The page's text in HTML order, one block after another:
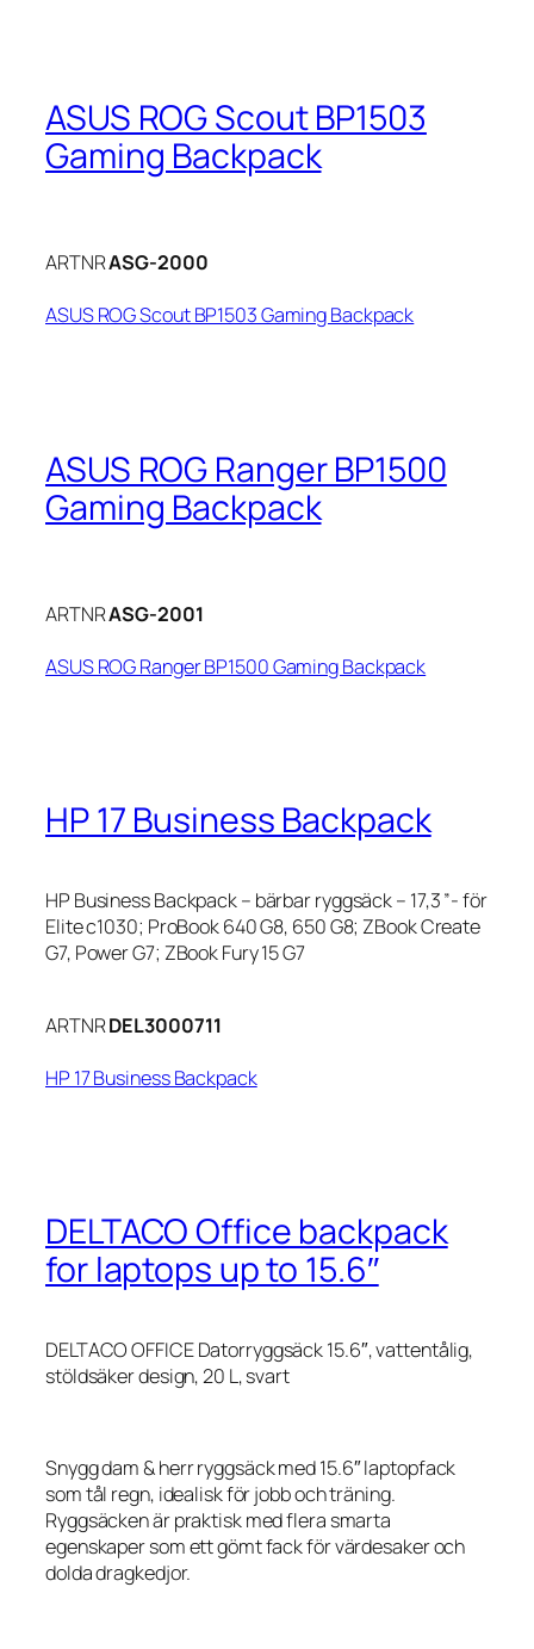
ASUS ROG Scout BP1503
Gaming Backpack
ARTNRASG-2000
ASUS ROG Scout BP1503 Gaming Backpack
ASUS ROG Ranger BP1500
Gaming Backpack
ARTNRASG-2001
ASUS ROG Ranger BP1500 Gaming Backpack
HP 17 Business Backpack
HP Business Backpack – bärbar ryggsäck – 17,3 ”- för
Elite c1030; ProBook 640 G8, 650 G8; ZBook Create
G7, Power G7; ZBook Fury 15 G7
ARTNRDEL3000711
HP 17 Business Backpack
DELTACO Office backpack
for laptops up to 15.6″
DELTACO OFFICE Datorryggsäck 15.6″, vattentålig,
stöldsäker design, 20 L, svart
Snygg dam & herr ryggsäck med 15.6″ laptopfack
som tål regn, idealisk för jobb och träning.
Ryggsäcken är praktisk med flera smarta
egenskaper som ett gömt fack för värdesaker och
dolda dragkedjor.